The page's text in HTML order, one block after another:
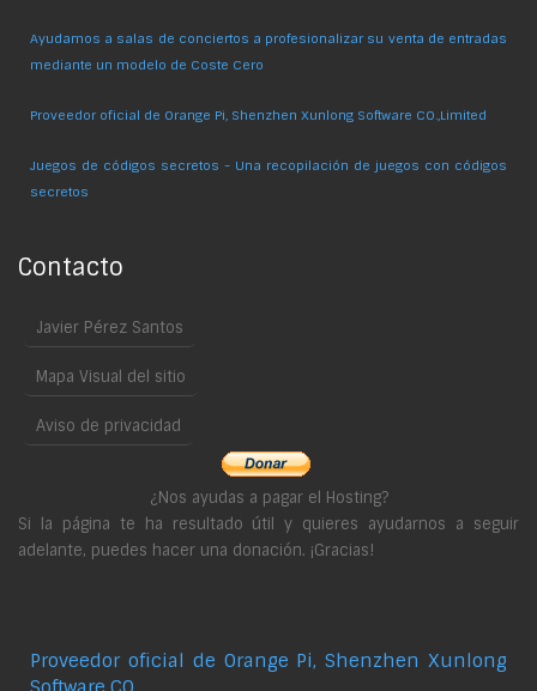
Ayudamos a salas de conciertos a profesionalizar su venta de entradas
mediante un modelo de Coste Cero
Proveedor oficial de Orange Pi, Shenzhen Xunlong Software CO.,Limited
Juegos de códigos secretos - Una recopilación de juegos con códigos
secretos
Contacto
Javier Pérez Santos
Mapa Visual del sitio
Aviso de privacidad
¿Nos ayudas a pagar el Hosting?
Si la página te ha resultado útil y quieres ayudarnos a seguir
adelante, puedes hacer una donación. ¡Gracias!
Proveedor oficial de Orange Pi, Shenzhen Xunlong